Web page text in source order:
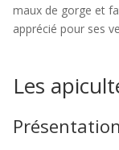
maux de gorge et
apprécié pour ses
Les